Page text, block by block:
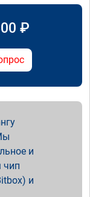
₽
и
чип
и